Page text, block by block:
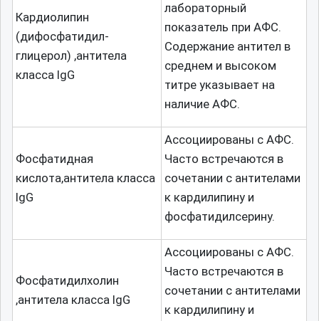
Кардиолипин
(дифосфатидил-
глицерол) ,антитела
класса IgG
лабораторный
показатель при АФС.
Содержание антител в
среднем и высоком
титре указывает на
наличие АФС.
Фосфатидная
кислота,антитела класса
IgG
Ассоциированы с АФС.
Часто встречаются в
сочетании с антителами
к кардилипину и
фосфатидилсерину.
Фосфатидилхолин
,антитела класса IgG
Ассоциированы с АФС.
Часто встречаются в
сочетании с антителами
к кардилипину и